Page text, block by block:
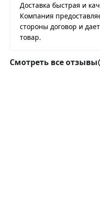
Доставка быстрая и
Компания
стороны договор и
товар.
Смотреть все отзывы